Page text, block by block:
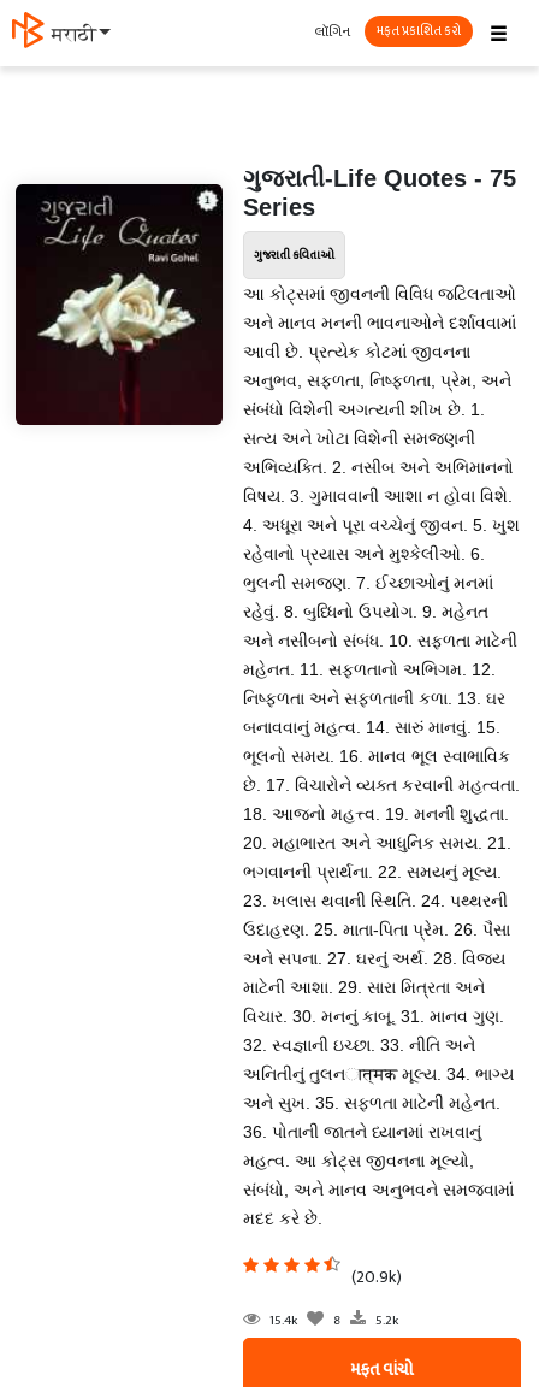
मराठी ☰
લૉગિન મફત પ્રકાશિત કરો
ગુજરાતી-Life Quotes - 75
Series
ગુજરાતી કવિતાઓ
આ કોટ્સમાં જીવનની વિવિધ જટિલતાઓ
અને માનવ મનની ભાવનાઓને દર્શાવવામાં
આવી છે. પ્રત્યેક કોટમાં જીવનના
અનુભવ, સફળતા, નિષ્ફળતા, પ્રેમ, અને
સંબંધો વિશેની અગત્યની શીખ છે. 1.
સત્ય અને ખોટા વિશેની સમજણની
અભિવ્યક્તિ. 2. નસીબ અને અભિમાનનો
વિષય. 3. ગુમાવવાની આશા ન હોવા વિશે.
4. અધૂરા અને પૂરા વચ્ચેનું જીવન. 5. ખુશ
રહેવાનો પ્રયાસ અને મુશ્કેલીઓ. 6.
ભુલની સમજણ. 7. ઈચ્છાઓનું મનમાં
રહેવું. 8. બુધ્ધિનો ઉપયોગ. 9. મહેનત
અને નસીબનો સંબંધ. 10. સફળતા માટેની
મહેનત. 11. સફળતાનો અભિગમ. 12.
નિષ્ફળતા અને સફળતાની કળા. 13. ઘર
બનાવવાનું મહત્વ. 14. સારું માનવું. 15.
ભૂલનો સમય. 16. માનવ ભૂલ સ્વાભાવિક
છે. 17. વિચારોને વ્યક્ત કરવાની મહત્વતા.
18. આજનો મહત્ત્વ. 19. મનની શુદ્ધતા.
20. મહાભારત અને આધુનિક સમય. 21.
ભગવાનની પ્રાર્થના. 22. સમયનું મૂલ્ય.
23. ખલાસ થવાની સ્થિતિ. 24. પથ્થરની
ઉદાહરણ. 25. માતા-પિતા પ્રેમ. 26. પૈસા
અને સપના. 27. ઘરનું અર્થ. 28. વિજય
માટેની આશા. 29. સારા મિત્રતા અને
વિચાર. 30. મનનું કાબૂ. 31. માનવ ગુણ.
32. સ્વજ્ઞાની ઇચ્છા. 33. નીતિ અને
અનિતીનું તુલનात्मक મૂલ્ય. 34. ભાગ્ય
અને સુખ. 35. સફળતા માટેની મહેનત.
36. પોતાની જાતને ધ્યાનમાં રાખવાનું
મહત્વ. આ કોટ્સ જીવનના મૂલ્યો,
સંબંધો, અને માનવ અનુભવને સમજવામાં
મદદ કરે છે.
(20.9k)
15.4k 8 5.2k
મફત વાંચો